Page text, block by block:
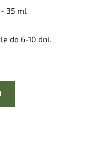
35 ml
do 6-10 dní.